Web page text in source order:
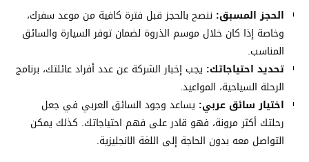
الحجز المسبق: ننصح بالحجز قبل فترة كافية من موعد سفرك،
وخاصة إذا كان خلال موسم الذروة لضمان توفر السيارة والسائق
المناسب.
تحديد احتياجاتك: يجب إخبار الشركة عن عدد أفراد عائلتك، برنامج
الرحلة السياحية، المواعيد.
اختيار سائق عربي: يساعد وجود السائق العربي في جعل
رحلتك أكثر مرونة، فهو قادر على فهم احتياجاتك. كذلك يمكن
التواصل معه بدون الحاجة إلى اللغة الانجليزية.